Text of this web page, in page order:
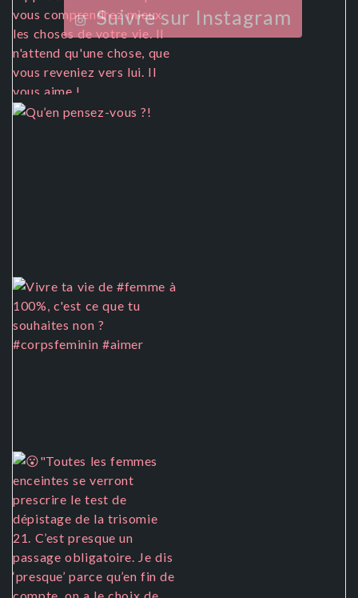
Suivre sur Instagram